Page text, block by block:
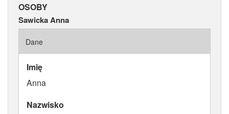
AKTUALNOŚCI
WYDARZENIA
PUBLIKACJE
OSOBY
Sawicka Anna
Dane
Imię
Anna
Nazwisko